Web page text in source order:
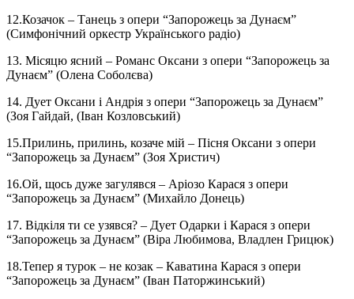
12.Козачок – Танець з опери “Запорожець за Дунаєм”
(Симфонічний оркестр Українського радіо)
13. Місяцю ясний – Романс Оксани з опери “Запорожець за
Дунаєм” (Олена Соболєва)
14. Дует Оксани і Андрія з опери “Запорожець за Дунаєм”
(Зоя Гайдай, (Іван Козловський)
15.Прилинь, прилинь, козаче мій – Пісня Оксани з опери
“Запорожець за Дунаєм” (Зоя Христич)
16.Ой, щось дуже загулявся – Аріозо Карася з опери
“Запорожець за Дунаєм” (Михайло Донець)
17. Відкіля ти се узявся? – Дует Одарки і Карася з опери
“Запорожець за Дунаєм” (Віра Любимова, Владлен Грицюк)
18.Тепер я турок – не козак – Каватина Карася з опери
“Запорожець за Дунаєм” (Іван Паторжинський)